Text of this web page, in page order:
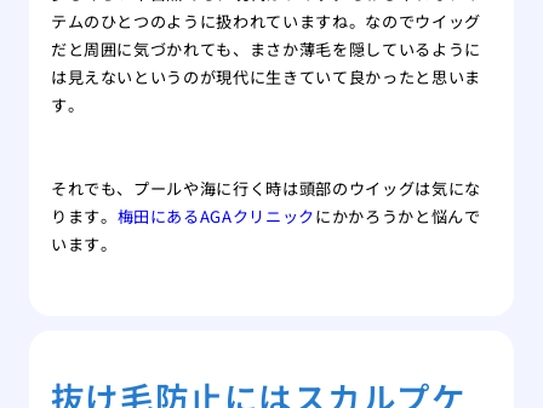
テムのひとつのように扱われていますね。なのでウイッグ
だと周囲に気づかれても、まさか薄毛を隠しているように
は見えないというのが現代に生きていて良かったと思いま
す。
それでも、プールや海に行く時は頭部のウイッグは気にな
ります。 梅田にあるAGAクリニックにかかろうかと悩んで
います。
抜け毛防止にはスカルプケ